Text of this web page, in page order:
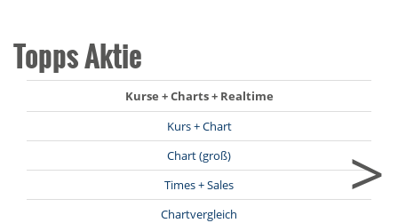
Topps Aktie
Kurse + Charts + Realtime
Kurs + Chart
Chart (groß)
Times + Sales
Chartvergleich
>